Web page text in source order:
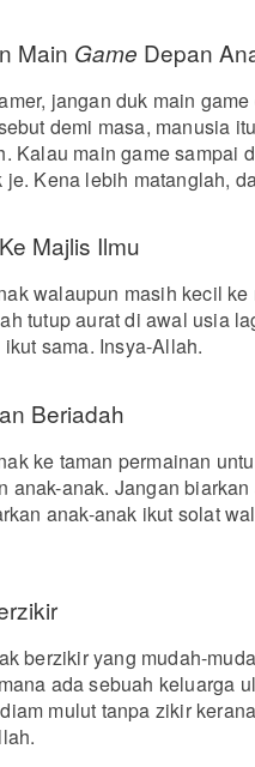
Main Game Depan
jangan duk main
demi masa, manusia
Kalau main game sampai
je. Kena lebih matanglah,
Majlis Ilmu
walaupun masih kecil
tutup aurat di awal usia
sama. Insya-Allah.
Beriadah
ke taman permainan
anak-anak. Jangan
anak-anak ikut solat
berzikir yang mudah-
ada sebuah keluarga
mulut tanpa zikir